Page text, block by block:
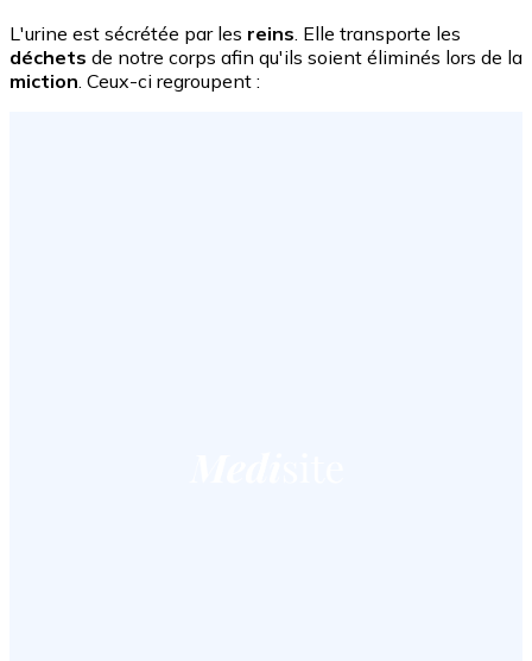
L'urine est sécrétée par les reins. Elle transporte les
déchets de notre corps afin qu'ils soient éliminés lors de la
miction. Ceux-ci regroupent :